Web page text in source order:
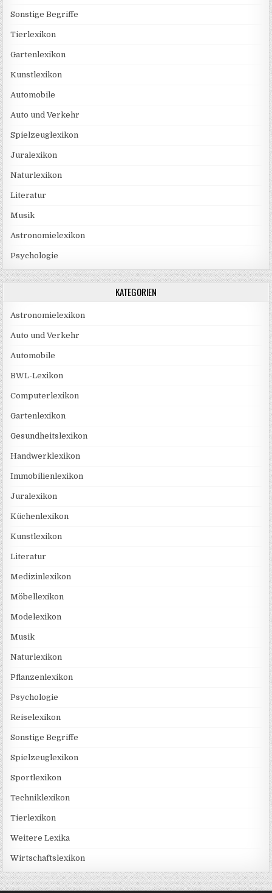
Sonstige Begriffe
Tierlexikon
Gartenlexikon
Kunstlexikon
Automobile
Auto und Verkehr
Spielzeuglexikon
Juralexikon
Naturlexikon
Literatur
Musik
Astronomielexikon
Psychologie
KATEGORIEN
Astronomielexikon
Auto und Verkehr
Automobile
BWL-Lexikon
Computerlexikon
Gartenlexikon
Gesundheitslexikon
Handwerklexikon
Immobilienlexikon
Juralexikon
Küchenlexikon
Kunstlexikon
Literatur
Medizinlexikon
Möbellexikon
Modelexikon
Musik
Naturlexikon
Pflanzenlexikon
Psychologie
Reiselexikon
Sonstige Begriffe
Spielzeuglexikon
Sportlexikon
Techniklexikon
Tierlexikon
Weitere Lexika
Wirtschaftslexikon